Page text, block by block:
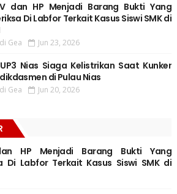
dan HP Menjadi Barang Bukti Yang
Di Labfor Terkait Kasus Siswi SMK di
Gea Jun 23, 2026
UP3 Nias Siaga Kelistrikan Saat Kunker
di Pulau Nias
Gea Jun 20, 2026
HP Menjadi Barang Bukti Yang
Di Labfor Terkait Kasus Siswi SMK di